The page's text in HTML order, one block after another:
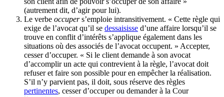
(autrement dit, d’agir pour lui).
Le verbe occupers’emploie intransitivement. « Cette règle qui
exige de l’avocat qu’il se dessaisisse d’une affaire lorsqu’il se
trouve en conflit d’intérêts s’applique également dans les
situations où des associés de l’avocat occupent. » Accepter,
cesser d’occuper. « Si le client demande à son avocat
d’accomplir un acte qui contrevient à la règle, l’avocat doit
refuser et faire son possible pour en empêcher la réalisation.
S’il n’y parvient pas, il doit, sous réserve des règles
pertinentes, cesser d’occuper ou demander à la Cour